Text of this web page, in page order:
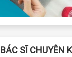
BÁC SĨ CHUYÊN